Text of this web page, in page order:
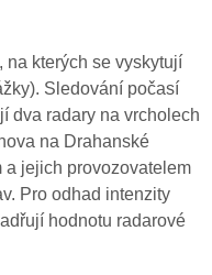
na kterých se vyskytují
Sledování počasí
dva radary na vrcholech
na Drahanské
a jejich provozovatelem
Pro odhad intenzity
hodnotu radarové